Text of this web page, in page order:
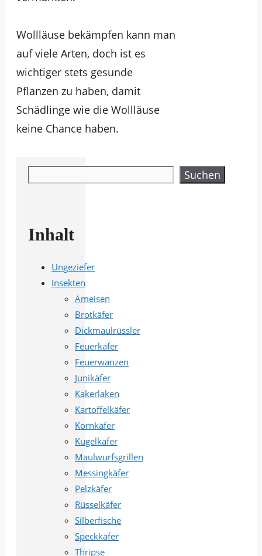
Wollläuse bekämpfen kann man
auf viele Arten, doch ist es
wichtiger stets gesunde
Pflanzen zu haben, damit
Schädlinge wie die Wollläuse
keine Chance haben.
Suchen
Inhalt
Ungeziefer
Insekten
Ameisen
Brotkäfer
Dickmaulrüssler
Feuerkäfer
Feuerwanzen
Junikäfer
Kakerlaken
Kartoffelkäfer
Kornkäfer
Kugelkäfer
Maulwurfsgrillen
Messingkäfer
Pelzkäfer
Rüsselkäfer
Silberfische
Speckkäfer
Thripse